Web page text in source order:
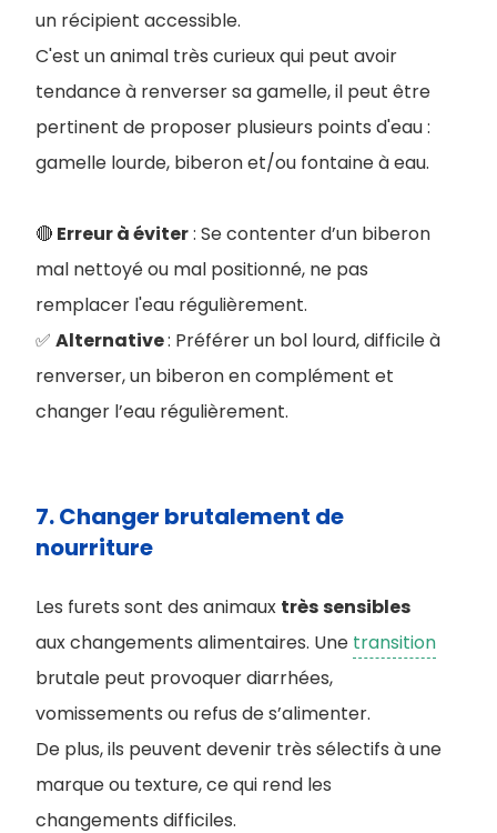
un récipient accessible.
C'est un animal très curieux qui peut avoir
tendance à renverser sa gamelle, il peut être
pertinent de proposer plusieurs points d'eau :
gamelle lourde, biberon et/ou fontaine à eau.
🔴 Erreur à éviter: Se contenter d’un biberon
mal nettoyé ou mal positionné, ne pas
remplacer l'eau régulièrement.
✅ Alternative: Préférer un bol lourd, difficile à
renverser, un biberon en complément et
changer l’eau régulièrement.
7. Changer brutalement de
nourriture
Les furets sont des animaux trèssensibles
aux changements alimentaires. Une transition
brutale peut provoquer diarrhées,
vomissements ou refus de s’alimenter.
De plus, ils peuvent devenir très sélectifs à une
marque ou texture, ce qui rend les
changements difficiles.